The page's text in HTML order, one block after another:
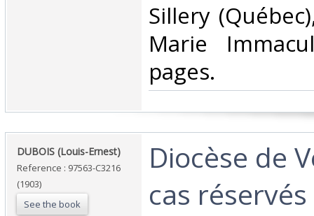
‎Sillery
Marie
pages.‎
‎DUBOIS (Louis-Ernest)‎
Reference : 97563-C3216
(1903)
See the book
‎Diocèse de
cas réservés‎